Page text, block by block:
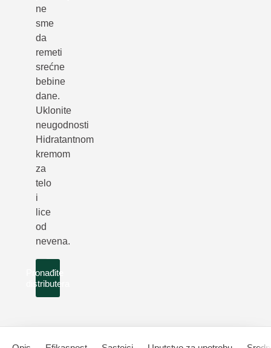
ne
sme
da
remeti
srećne
bebine
dane.
Uklonite
neugodnosti
Hidratantnom
kremom
za
telo
i
lice
od
nevena.
Pronađite
distributera